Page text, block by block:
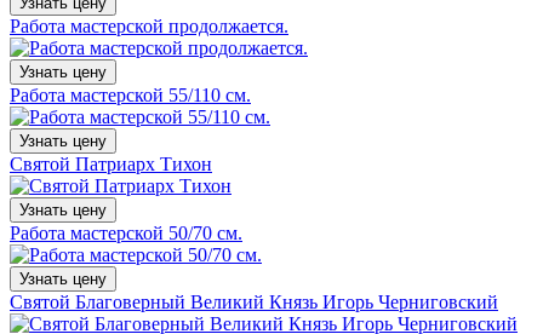
Работа мастерской продолжается.
Узнать цену
Работа мастерской 55/110 см.
Узнать цену
Святой Патриарх Тихон
Узнать цену
Работа мастерской 50/70 см.
Узнать цену
Святой Благоверный Великий Князь Игорь Черниговский